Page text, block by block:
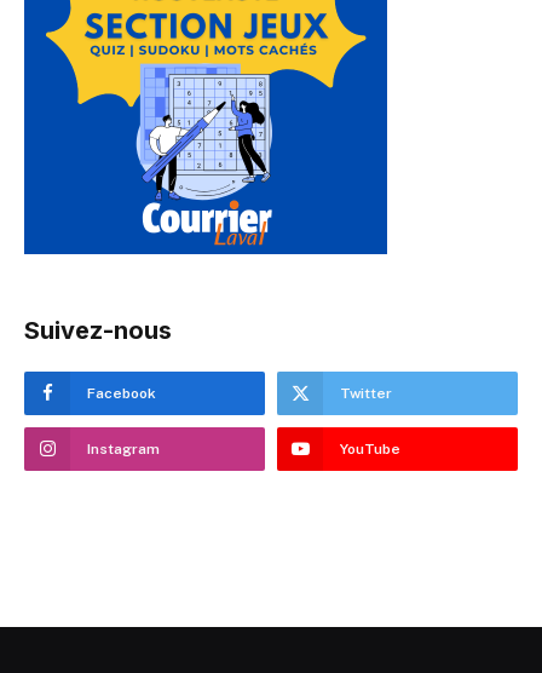
Suivez-nous
Facebook Twitter
Instagram YouTube